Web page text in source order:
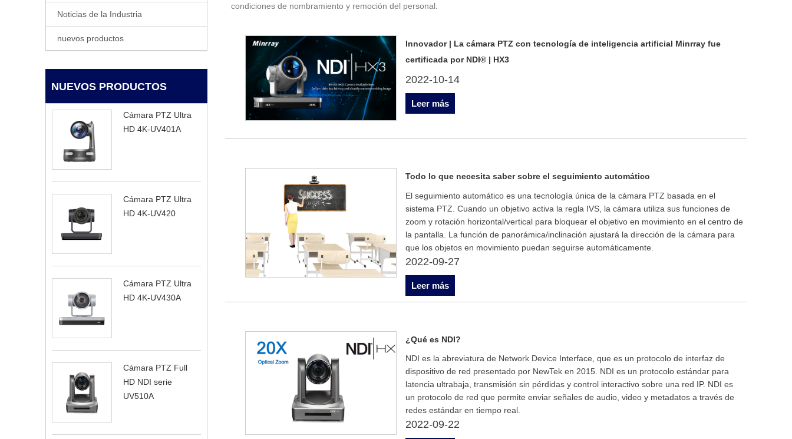
Noticias de la Industria
nuevos productos
NUEVOS PRODUCTOS
Cámara PTZ Ultra
HD 4K-UV401A
Cámara PTZ Ultra
HD 4K-UV420
Cámara PTZ Ultra
HD 4K-UV430A
Cámara PTZ Full
HD NDI serie
UV510A
condiciones de nombramiento y remoción del personal.
Innovador | La cámara PTZ con tecnología de inteligencia artificial Minrray fue
certificada por NDI® | HX3
2022-10-14
Leer más
Todo lo que necesita saber sobre el seguimiento automático
El seguimiento automático es una tecnología única de la cámara PTZ basada en el
sistema PTZ. Cuando un objetivo activa la regla IVS, la cámara utiliza sus funciones de
zoom y rotación horizontal/vertical para bloquear el objetivo en movimiento en el centro de
la pantalla. La función de panorámica/inclinación ajustará la dirección de la cámara para
que los objetos en movimiento puedan seguirse automáticamente.
2022-09-27
Leer más
¿Qué es NDI?
NDI es la abreviatura de Network Device Interface, que es un protocolo de interfaz de
dispositivo de red presentado por NewTek en 2015. NDI es un protocolo estándar para
latencia ultrabaja, transmisión sin pérdidas y control interactivo sobre una red IP. NDI es
un protocolo de red que permite enviar señales de audio, video y metadatos a través de
redes estándar en tiempo real.
2022-09-22